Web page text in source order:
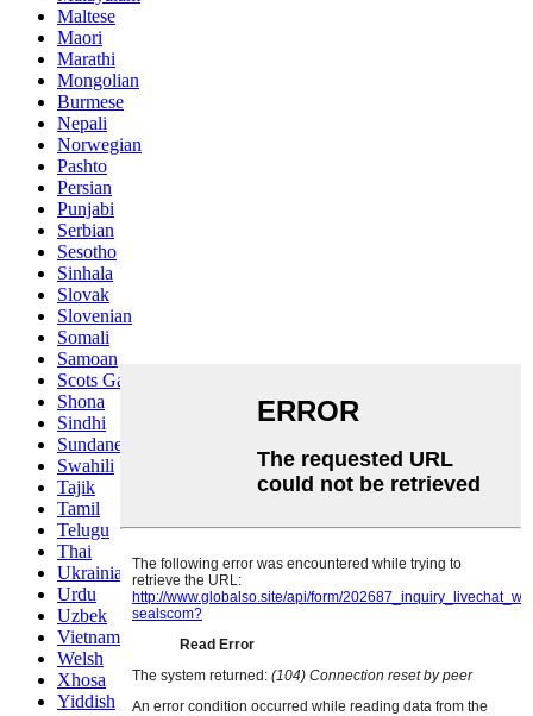
Maltese
Maori
Marathi
Mongolian
Burmese
Nepali
Norwegian
Pashto
Persian
Punjabi
Serbian
Sesotho
Sinhala
Slovak
Slovenian
Somali
Samoan
Scots Gaelic
Shona
Sindhi
Sundanese
Swahili
Tajik
Tamil
Telugu
Thai
Ukrainian
Urdu
Uzbek
Vietnamese
Welsh
Xhosa
Yiddish